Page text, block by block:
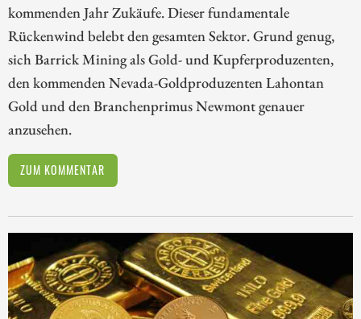
kommenden Jahr Zukäufe. Dieser fundamentale
Rückenwind belebt den gesamten Sektor. Grund genug,
sich Barrick Mining als Gold- und Kupferproduzenten,
den kommenden Nevada-Goldproduzenten Lahontan
Gold und den Branchenprimus Newmont genauer
anzusehen.
ZUM KOMMENTAR